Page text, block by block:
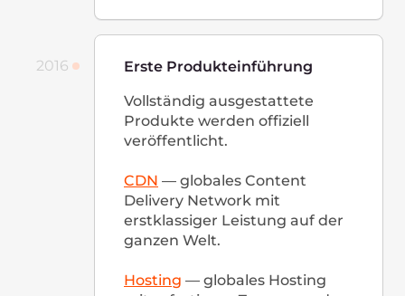
Gcore bietetStartups
Förderungen
, Colocation-
Services und einen der
schnellsten DNS-Hosting-
Services der Welt an.
eröffnet. Wir wachsen weiter
rapide: Ende 2020 beschäftigt
das Unternehmen bereits
über 300 Mitarbeiter.